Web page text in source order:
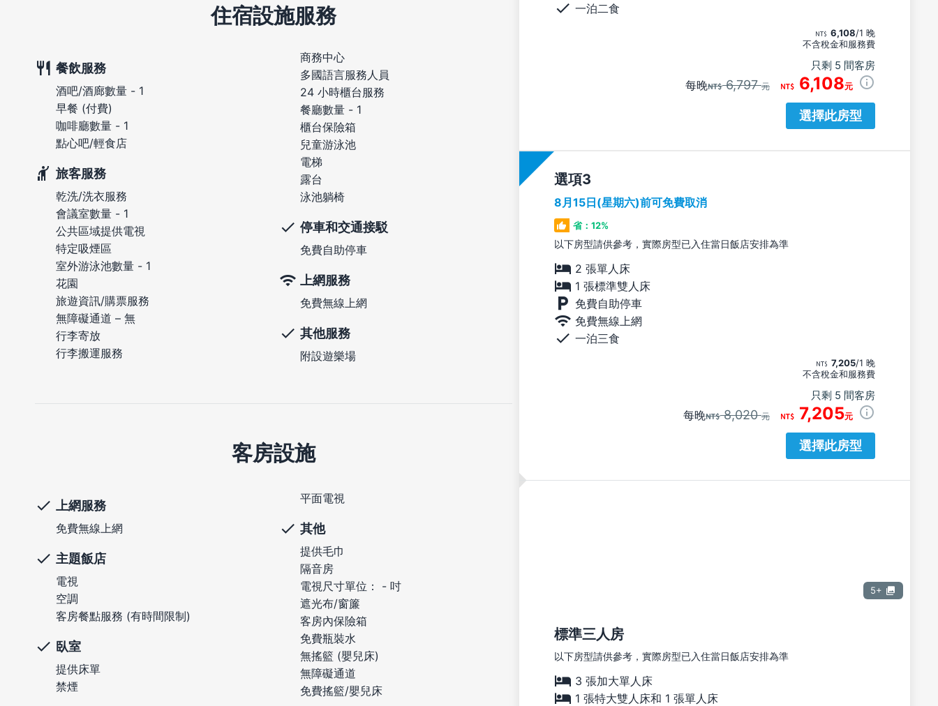
一泊二食
6,108/1 晚
不含稅金和服務費
只剩 5 間客房
每晚 6,797元 6,108元
選擇此房型
選項
8月15日(星期六)前可免費取消
省：12%
以下房型請供參考，實際房型已入住當日飯店安排為準
2 張單人床
1 張標準雙人床
免費自助停車
免費無線上網
一泊三食
7,205/1 晚
不含稅金和服務費
只剩 5 間客房
每晚 8,020元 7,205元
選擇此房型
5+
標準三人房
以下房型請供參考，實際房型已入住當日飯店安排為準
3 張加大單人床
1 張特大雙人床和 1 張單人床
住宿設施服務
餐飲服務
酒吧/酒廊數量 - 1
早餐 (付費)
咖啡廳數量 - 1
點心吧/輕食店
旅客服務
乾洗/洗衣服務
會議室數量 - 1
公共區域提供電視
特定吸煙區
室外游泳池數量 - 1
花園
旅遊資訊/購票服務
無障礙通道 – 無
行李寄放
行李搬運服務
商務中心
多國語言服務人員
24 小時櫃台服務
餐廳數量 - 1
櫃台保險箱
兒童游泳池
電梯
露台
泳池躺椅
停車和交通接駁
免費自助停車
上網服務
免費無線上網
其他服務
附設遊樂場
客房設施
上網服務
免費無線上網
主題飯店
電視
空調
客房餐點服務 (有時間限制)
臥室
提供床單
禁煙
平面電視
其他
提供毛巾
隔音房
電視尺寸單位： - 吋
遮光布/窗簾
客房內保險箱
免費瓶裝水
無搖籃 (嬰兒床)
無障礙通道
免費搖籃/嬰兒床